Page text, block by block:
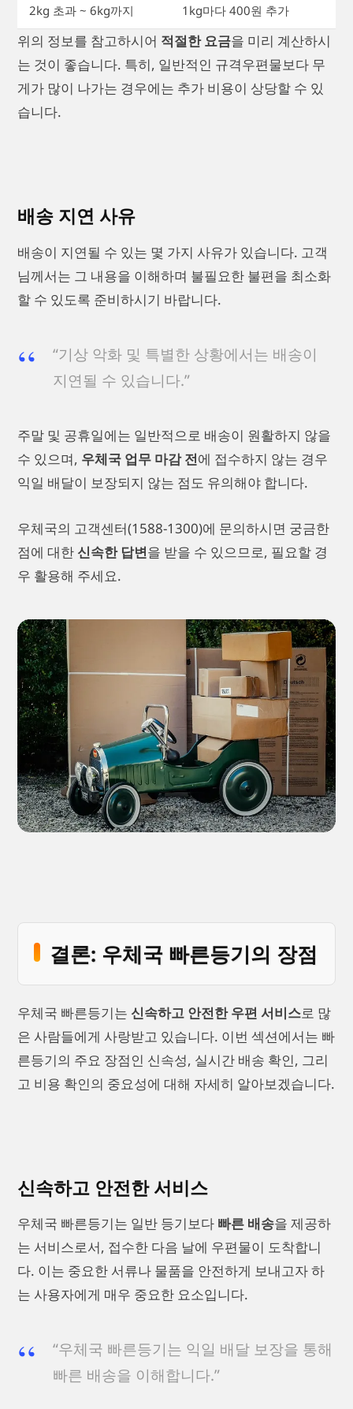
2kg 초과 ~ 6kg까지 1kg마다 400원 추가
위의 정보를 참고하시어 적절한 요금을 미리 계산하시
는 것이 좋습니다. 특히, 일반적인 규격우편물보다 무
게가 많이 나가는 경우에는 추가 비용이 상당할 수 있
습니다.
배송 지연 사유
배송이 지연될 수 있는 몇 가지 사유가 있습니다. 고객
님께서는 그 내용을 이해하며 불필요한 불편을 최소화
할 수 있도록 준비하시기 바랍니다.
“기상 악화 및 특별한 상황에서는 배송이
지연될 수 있습니다.”
주말 및 공휴일에는 일반적으로 배송이 원활하지 않을
수 있으며, 우체국 업무 마감 전에 접수하지 않는 경우
익일 배달이 보장되지 않는 점도 유의해야 합니다.
우체국의 고객센터(1588-1300)에 문의하시면 궁금한
점에 대한 신속한 답변을 받을 수 있으므로, 필요할 경
우 활용해 주세요.
결론: 우체국 빠른등기의 장점
우체국 빠른등기는 신속하고 안전한 우편 서비스로 많
은 사람들에게 사랑받고 있습니다. 이번 섹션에서는 빠
른등기의 주요 장점인 신속성, 실시간 배송 확인, 그리
고 비용 확인의 중요성에 대해 자세히 알아보겠습니다.
신속하고 안전한 서비스
우체국 빠른등기는 일반 등기보다 빠른 배송을 제공하
는 서비스로서, 접수한 다음 날에 우편물이 도착합니
다. 이는 중요한 서류나 물품을 안전하게 보내고자 하
는 사용자에게 매우 중요한 요소입니다.
“우체국 빠른등기는 익일 배달 보장을 통해
빠른 배송을 이해합니다.”